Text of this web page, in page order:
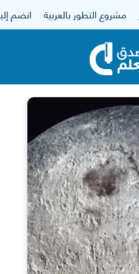
مشروع التطور بالعربية انضم